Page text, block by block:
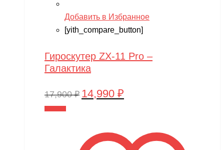
Добавить в Избранное
[yith_compare_button]
Гироскутер ZX-11 Pro –
Галактика
17,900₽ Первоначальная
17,900 ₽.
14,990 ₽